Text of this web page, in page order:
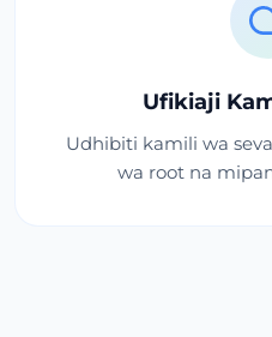
Ufikiaji
Udhibiti kamili wa
wa root na